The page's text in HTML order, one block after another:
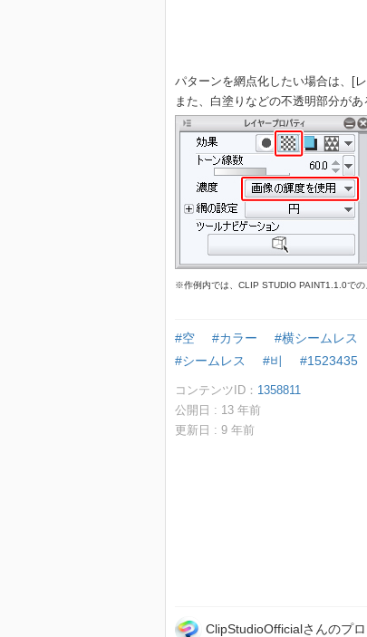
パターンを網点化したい場合は、[
また、白塗りなどの不透明部分が
※作例内では、CLIP STUDIO PAINT1.1.0での
#空 #カラー #横シームレス
#シームレス
#비 #1523435
コンテンツID： 1358811
公開日 : 13 年前
更新日 : 9 年前
ClipStudioOfficialさんのプ